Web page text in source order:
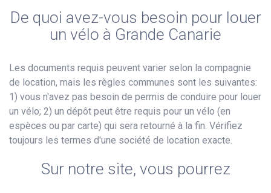
De quoi avez-vous besoin pour louer
un vélo à Grande Canarie
Les documents requis peuvent varier selon la compagnie
de location, mais les règles communes sont les suivantes:
1) vous n'avez pas besoin de permis de conduire pour louer
un vélo; 2) un dépôt peut être requis pour un vélo (en
espèces ou par carte) qui sera retourné à la fin. Vérifiez
toujours les termes d'une société de location exacte.
Sur notre site, vous pourrez